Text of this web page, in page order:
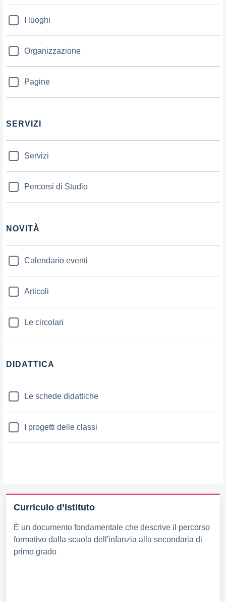
I luoghi
Organizzazione
Pagine
SERVIZI
Servizi
Percorsi di Studio
NOVITÀ
Calendario eventi
Articoli
Le circolari
DIDATTICA
Le schede didattiche
I progetti delle classi
Curriculo d’Istituto
È un documento fondamentale che descrive il percorso
formativo dalla scuola dell'infanzia alla secondaria di
primo grado